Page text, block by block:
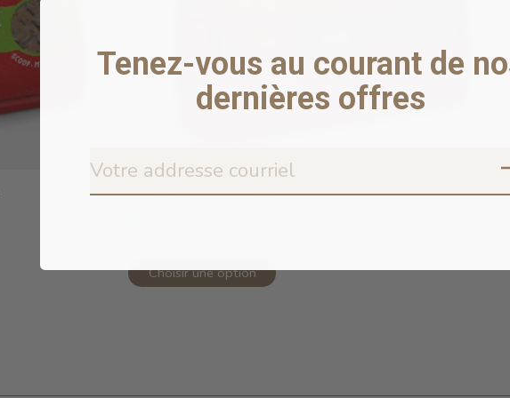
Mélangeurs de repas de dinde
Choisir une option
Tenez-vous au courant de
dernières offres